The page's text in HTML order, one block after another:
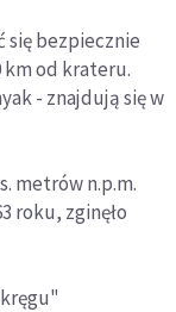
się bezpiecznie
od krateru.
- znajdują się w
metrów n.p.m.
roku, zginęło